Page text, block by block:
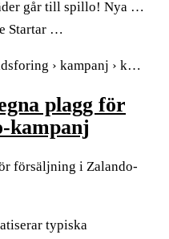
går till spillo! Nya …
Startar …
› kampanj › k…
plagg för
kampanj
försäljning i Zalando-
typiska